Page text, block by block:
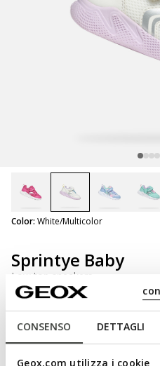
CONSENSO DETTAGLI
Geox.com utilizza i cookie
Sprintye Baby
Low top sneakers
Color: White/Multicolor
selected
NOT SHOPPABLE
We are sorry! It is not